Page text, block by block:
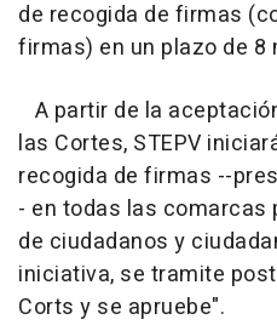
de recogida de firmas
firmas) en un plazo de 8
A partir de la
las Cortes, STEPV
recogida de firmas --
- en todas las comarcas
de ciudadanos y
iniciativa, se tramite
Corts y se apruebe".